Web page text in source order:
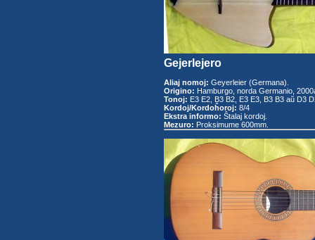
Gejerlejero
Aliaj nomoj: Geyerleier (Germana).
Origino: Hamburgo, norda Germanio,
Tonoj: E3 E2, B3 B2, E3 E3, B3 B3 aŭ D3
Kordoj/Kordoĥoroj: 8/4
Ekstra informo: Ŝtalaj kordoj.
Mezuro: Proksimume 600mm.